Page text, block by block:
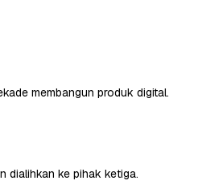
membangun produk digital.
dialihkan ke pihak ketiga.